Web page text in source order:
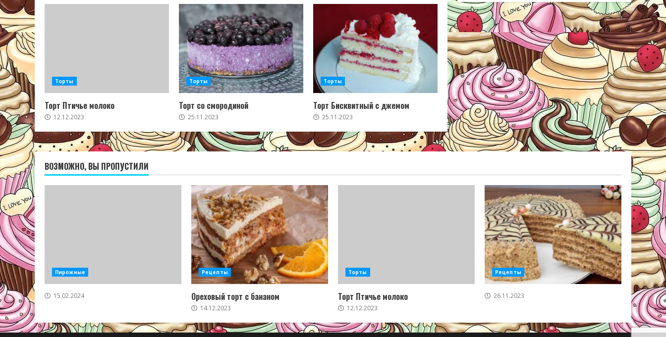
Торты
Торт Птичье молоко
12.12.2023
Торты
Торт со смородиной
25.11.2023
Торты
Торт Бисквитный с джемом
25.11.2023
ВОЗМОЖНО, ВЫ ПРОПУСТИЛИ
Пирожные
15.02.2024
Рецепты
Ореховый торт с бананом
14.12.2023
Торты
Торт Птичье молоко
12.12.2023
Рецепты
26.11.2023